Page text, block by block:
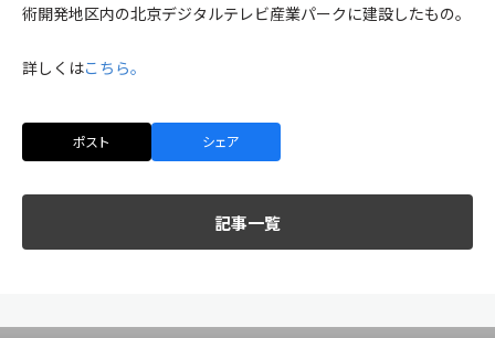
術開発地区内の北京デジタルテレビ産業パークに建設したもの。
詳しくはこちら。
ポスト シェア
記事一覧